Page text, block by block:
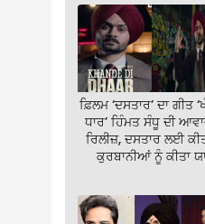
ਫ਼ਿਲਮ ‘ਦਸਤਾਰ’ ਦਾ ਗੀਤ
ਧਾਰ’ ਹਿੰਮਤ ਸੰਧੂ ਦੀ
ਰਿਲੀਜ਼, ਦਸਤਾਰ ਲਈ
ਕੁਰਬਾਨੀਆਂ ਨੂੰ ਕੀਤਾ